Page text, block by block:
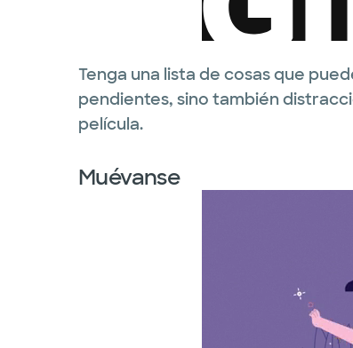
Tenga una lista de cosas que
pendientes, sino también
película.
Muévanse